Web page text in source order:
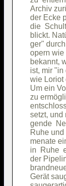
Archiv
der Ecke
die
blickt.
ger"
opern wie
bekannt,
ist, mir "in
wie
Um ein
zu
setzt, und
gende
Ruhe
menate
in  Ruhe
der
Gerät